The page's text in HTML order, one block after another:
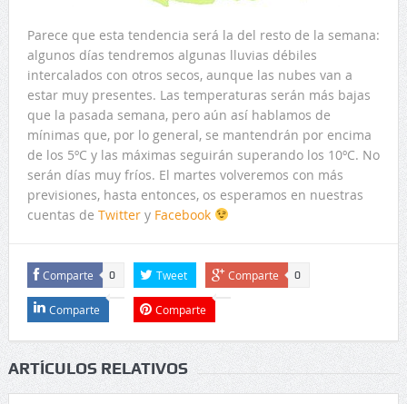
Parece que esta tendencia será la del resto de la semana:
algunos días tendremos algunas lluvias débiles
intercalados con otros secos, aunque las nubes van a
estar muy presentes. Las temperaturas serán más bajas
que la pasada semana, pero aún así hablamos de
mínimas que, por lo general, se mantendrán por encima
de los 5ºC y las máximas seguirán superando los 10ºC. No
serán días muy fríos. El martes volveremos con más
previsiones, hasta entonces, os esperamos en nuestras
cuentas de Twittery Facebook
Comparte 0 Tweet Comparte 0
Comparte Comparte
ARTÍCULOS RELATIVOS